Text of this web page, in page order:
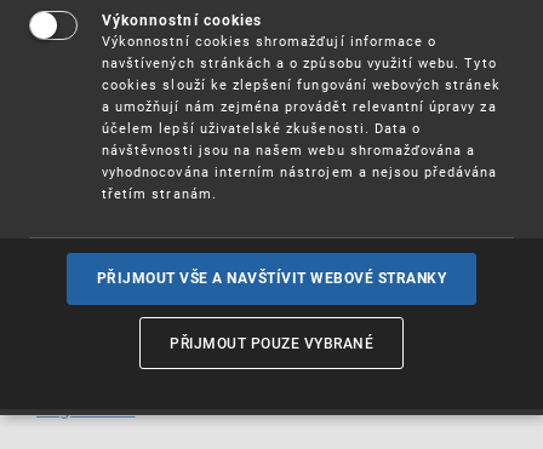
Program semináře:
* Řízení o přihlášce vynálezu: náležitosti
přihlášky, detaily řízení, podmínky
patentovatelnost
* Řízení o přihlášce užitného vzoru: náležitosti
přihlášky, detaily řízení, podmínky zápisné
způsobilosti
* Patent versus užitný vzor
: 1. 3. 2023 od 9.30 h
Účast na semináři jezdarma.
Více informací(pdf, 79 kB)
Výkonnostní cookies
Výkonnostní cookies shromažďují informace o
navštívených stránkách a o způsobu využití webu. Tyto
cookies slouží ke zlepšení fungování webových stránek
a umožňují nám zejména provádět relevantní úpravy za
účelem lepší uživatelské zkušenosti. Data o
návštěvnosti jsou na našem webu shromažďována a
vyhodnocována interním nástrojem a nejsou předávána
třetím stranám.
PŘIJMOUT VŠE A NAVŠTÍVIT WEBOVÉ STRANKY
PŘIJMOUT POUZE VYBRANÉ